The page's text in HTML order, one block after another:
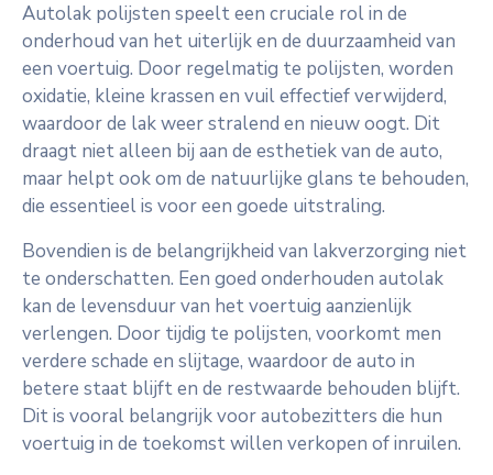
Autolak polijsten speelt een cruciale rol in de
onderhoud van het uiterlijk en de duurzaamheid van
een voertuig. Door regelmatig te polijsten, worden
oxidatie, kleine krassen en vuil effectief verwijderd,
waardoor de lak weer stralend en nieuw oogt. Dit
draagt niet alleen bij aan de esthetiek van de auto,
maar helpt ook om de natuurlijke glans te behouden,
die essentieel is voor een goede uitstraling.
Bovendien is de belangrijkheid van lakverzorging niet
te onderschatten. Een goed onderhouden autolak
kan de levensduur van het voertuig aanzienlijk
verlengen. Door tijdig te polijsten, voorkomt men
verdere schade en slijtage, waardoor de auto in
betere staat blijft en de restwaarde behouden blijft.
Dit is vooral belangrijk voor autobezitters die hun
voertuig in de toekomst willen verkopen of inruilen.